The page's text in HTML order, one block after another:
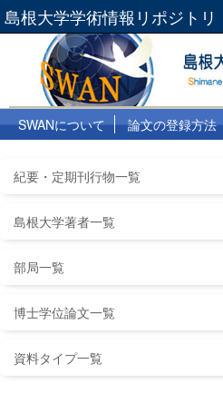
島根大学学術情報リポジトリ
SWANについて 論文の登録方法
紀要・定期刊行物一覧
島根大学著者一覧
部局一覧
博士学位論文一覧
資料タイプ一覧